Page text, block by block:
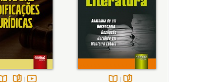
p. 36
97